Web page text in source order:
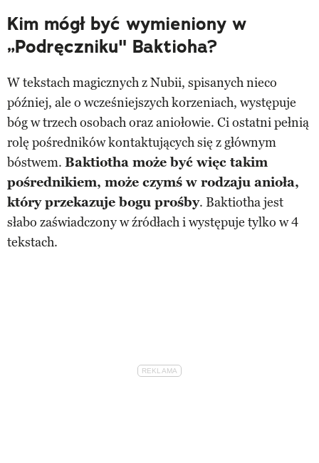
Kim mógł być wymieniony w
„Podręczniku" Baktioha?
W tekstach magicznych z Nubii, spisanych nieco
później, ale o wcześniejszych korzeniach, występuje
bóg w trzech osobach oraz aniołowie. Ci ostatni pełnią
rolę pośredników kontaktujących się z głównym
bóstwem. Baktiotha może być więc takim
pośrednikiem, może czymś w rodzaju anioła,
który przekazuje bogu prośby. Baktiotha jest
słabo zaświadczony w źródłach i występuje tylko w 4
tekstach.